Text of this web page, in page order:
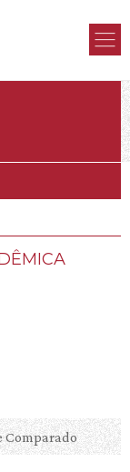
Comparado